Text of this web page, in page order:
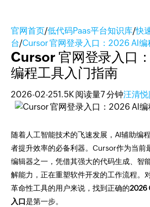
官网首页/低代码Paas平台知识库/快
台/Cursor 官网登录入口：2026 AI
Cursor 官网登录入口
编程工具入门指南
2026-02-251.5K 阅读量7 分钟汪清
随着人工智能技术的飞速发展，AI辅助编
者提升效率的必备利器。Cursor作为当前
编辑器之一，凭借其强大的代码生成、智
解能力，正在重塑软件开发的工作流程。
革命性工具的用户来说，找到正确的2026
入口是第一步。